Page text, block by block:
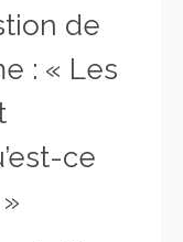
de
: « Les
ce